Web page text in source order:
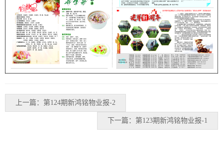
上一篇：第124期新鸿铭物业报-2
下一篇：第123期新鸿铭物业报-1